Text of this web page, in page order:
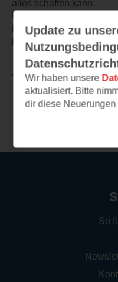
alles schaffen kann.
Uns hat auch der achte
Hund viel Freude
kommenden Abenteuer.
TEILEN
Update zu
Wir haben unsere
aktualisiert. Bitte
dir diese
So